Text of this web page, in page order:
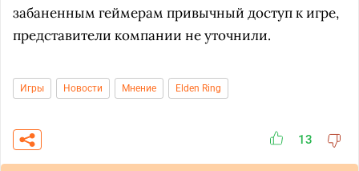
забаненным геймерам привычный доступ к игре,
представители компании не уточнили.
Игры Новости Мнение Elden Ring
13